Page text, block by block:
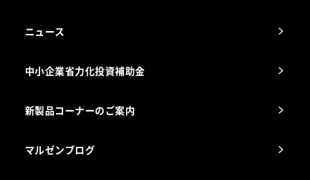
アフターサービスお問合せ先
海外出店をご検討のお客様へ
ニュース
中小企業省力化投資補助金
新製品コーナーのご案内
マルゼンブログ